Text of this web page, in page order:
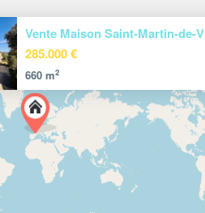
Vente Maison Saint-Martin-de-V
285.000 €
660 m2